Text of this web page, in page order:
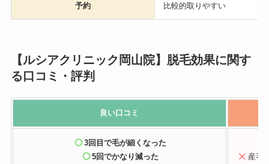
予約 比較的取りやすい
【ルシアクリニック岡山院】脱毛効果に関す
る口コミ・評判
良い口コミ
3回目で毛が細くなった
5回でかなり減った
産毛